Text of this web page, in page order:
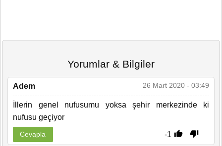
Yorumlar & Bilgiler
Adem 26 Mart 2020 - 03:49
İllerin genel nufusumu yoksa şehir merkezinde ki
nufusu geçiyor
-1
Cevapla